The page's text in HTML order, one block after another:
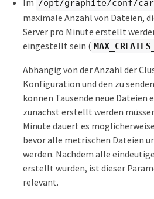
Im /opt/graphite/conf/
maximale Anzahl von Dateien,
Server pro Minute erstellt
eingestellt sein (
Abhängig von der Anzahl der
Konfiguration und den zu
können Tausende neue Dateien
zunächst erstellt werden
Minute dauert es
bevor alle metrischen Dateien
werden. Nachdem alle
erstellt wurden, ist dieser
relevant.